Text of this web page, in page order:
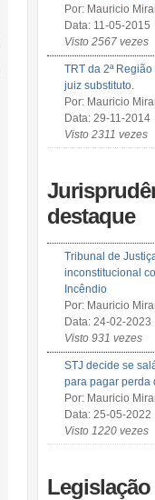
Por: Mauricio
Data: 11-05-2015
Visto 2567 vezes
TRT da 2ª
juiz substituto.
Por: Mauricio
Data: 29-11-2014
Visto 2311 vezes
destaque
Tribunal de
inconstitucional
Incêndio
Por: Mauricio
Data: 24-02-2023
Visto 931 vezes
STJ decide se
para pagar perda
Por: Mauricio
Data: 25-05-2022
Visto 1220 vezes
Legislação